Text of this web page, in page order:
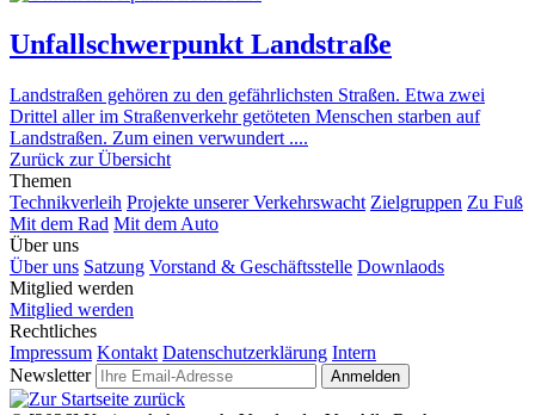
Unfallschwerpunkt Landstraße
Landstraßen gehören zu den gefährlichsten Straßen. Etwa zwei
Drittel aller im Straßenverkehr getöteten Menschen starben auf
Landstraßen. Zum einen verwundert ....
Zurück zur Übersicht
Themen
Technikverleih Projekte unserer Verkehrswacht Zielgruppen Zu Fuß
Mit dem Rad Mit dem Auto
Über uns
Über uns Satzung Vorstand & Geschäftsstelle Downlaods
Mitglied werden
Mitglied werden
Rechtliches
Impressum Kontakt Datenschutzerklärung Intern
Newsletter